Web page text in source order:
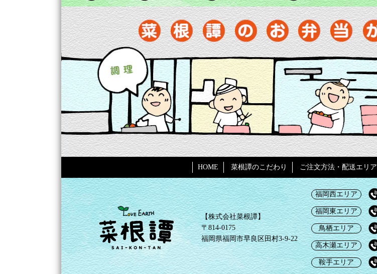
HOME 菜根譚のこだわり ご注文方法・配送エリア
【株式会社菜根譚】
〒814-0175
福岡県福岡市早良区田村3-9-22
福岡西エリア
福岡東エリア
鳥栖エリア
高木瀬エリア
鞍手エリア